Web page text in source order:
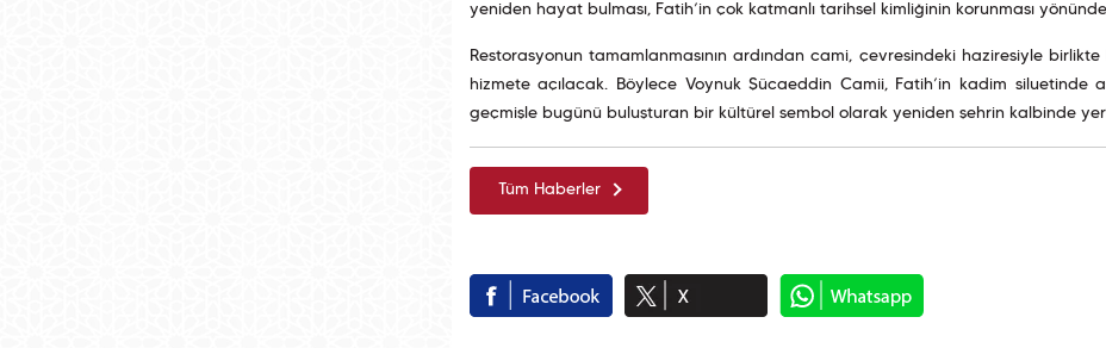
yeniden hayat bulması, Fatih’in çok katmanlı tarihsel kimliğinin korunması
Restorasyonun tamamlanmasının ardından cami, çevresindeki haziresiyle
hizmete açılacak. Böylece Voynuk Şücaeddin Camii, Fatih’in kadim siluetinde
geçmişle bugünü buluşturan bir kültürel sembol olarak yeniden şehrin kalbinde
Tüm Haberler